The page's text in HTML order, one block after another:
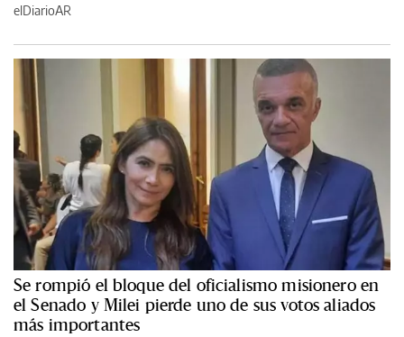
elDiarioAR
Se rompió el bloque del oficialismo misionero en
el Senado y Milei pierde uno de sus votos aliados
más importantes